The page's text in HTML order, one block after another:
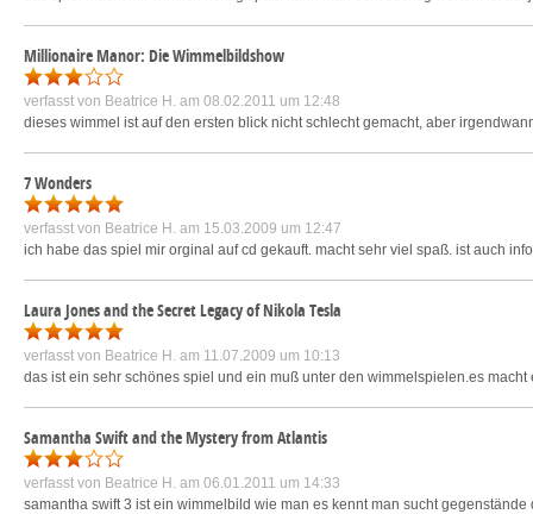
Millionaire Manor: Die Wimmelbildshow
verfasst von Beatrice H. am 08.02.2011 um 12:48
dieses wimmel ist auf den ersten blick nicht schlecht gemacht, aber
7 Wonders
verfasst von Beatrice H. am 15.03.2009 um 12:47
ich habe das spiel mir orginal auf cd gekauft. macht sehr viel spaß. ist auch
Laura Jones and the Secret Legacy of Nikola Tesla
verfasst von Beatrice H. am 11.07.2009 um 10:13
das ist ein sehr schönes spiel und ein muß unter den wimmelspielen.es
Samantha Swift and the Mystery from Atlantis
verfasst von Beatrice H. am 06.01.2011 um 14:33
samantha swift 3 ist ein wimmelbild wie man es kennt man sucht